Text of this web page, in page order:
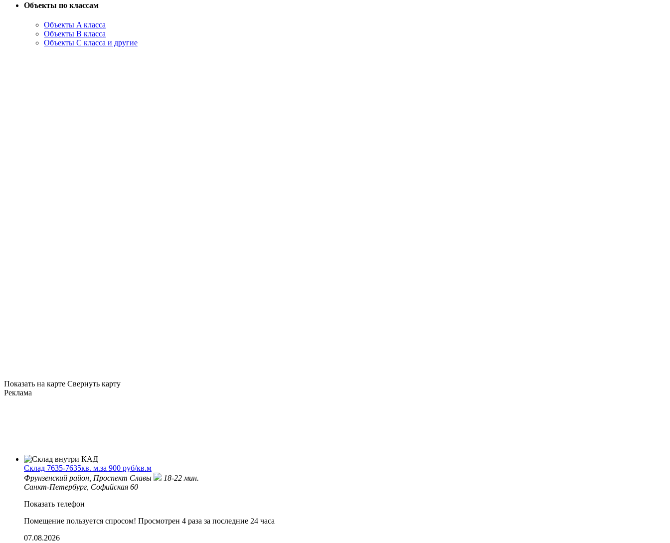
Объекты по классам
Объекты A класса
Объекты B класса
Объекты С класса и другие
Показать на карте Свернуть карту
Реклама
Склад 7635-7635кв. м.за 900 руб/кв.м
Фрунзенский район, Проспект Славы
18-22 мин.
Санкт-Петербург, Софийская 60
Показать телефон
Помещение пользуется спросом! Просмотрен 4 раза за последние 24 часа
07.08.2026